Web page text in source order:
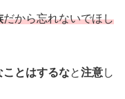
だから忘れないでほし
ことはするなと注意し